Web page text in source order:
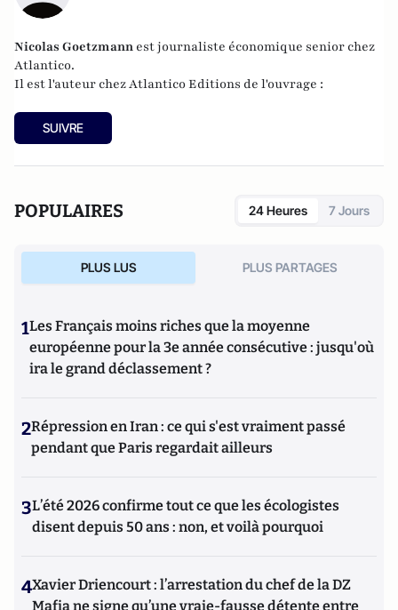
Nicolas Goetzmann est journaliste économique senior chez
Atlantico.
Il est l'auteur chezAtlantico Editions de l'ouvrage :
SUIVRE
POPULAIRES 24 Heures 7 Jours
PLUS LUS PLUS PARTAGES
1Les Français moins riches que la moyenne
européenne pour la 3e année consécutive : jusqu'où
ira le grand déclassement ?
2Répression en Iran : ce qui s'est vraiment passé
pendant que Paris regardait ailleurs
3L’été 2026 confirme tout ce que les écologistes
disent depuis 50 ans : non, et voilà pourquoi
4Xavier Driencourt : l’arrestation du chef de la DZ
Mafia ne signe qu’une vraie-fausse détente entre